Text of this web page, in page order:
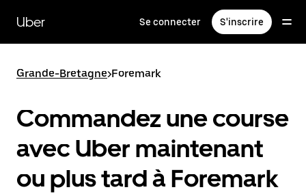
contenu
principal
Uber Se connecter S'inscrire
Grande-Bretagne>Foremark
Commandez une course
avec Uber maintenant
ou plus tard à Foremark